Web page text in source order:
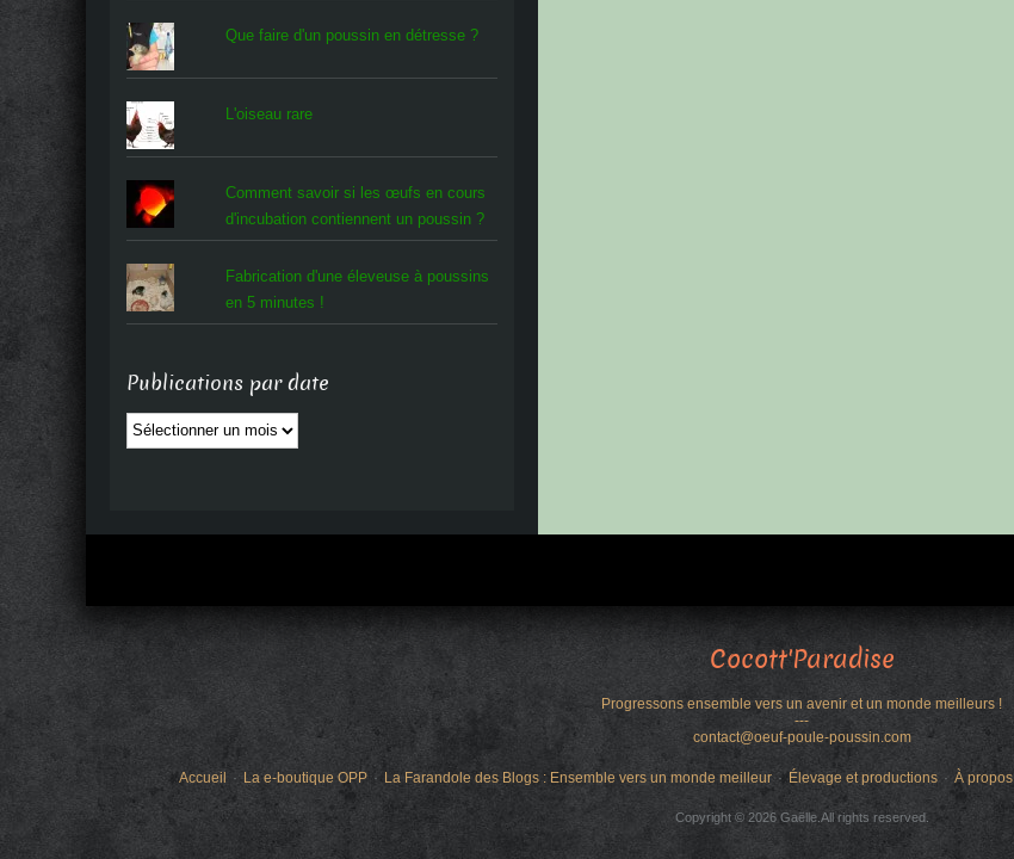
Que faire d'un poussin en détresse ?
L'oiseau rare
Comment savoir si les œufs en cours
d'incubation contiennent un poussin ?
Fabrication d'une éleveuse à poussins
en 5 minutes !
Publications par date
Publications
par
Cocott'Paradise
Progressons ensemble vers un avenir et un monde meilleurs !
---
contact@oeuf-poule-poussin.com
Accueil La e-boutique OPP La Farandole des Blogs : Ensemble vers un monde meilleur Élevage et productions À propos
Copyright © 2026 Gaëlle.All rights reserved.